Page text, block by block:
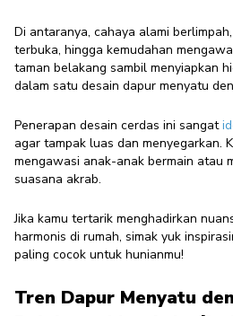
Jadi Lebih
Exterior Enthusiast·03
Di antaranya, cahaya alami
terbuka, hingga kemudahan
taman belakang sambil menyiapkan
dalam satu desain dapur menyatu
Penerapan desain cerdas ini sangat
agar tampak luas dan menyegarkan.
mengawasi anak-anak bermain atau
suasana akrab.
Jika kamu tertarik menghadirkan
harmonis di rumah, simak yuk
paling cocok untuk hunianmu!
Tren Dapur Menyatu